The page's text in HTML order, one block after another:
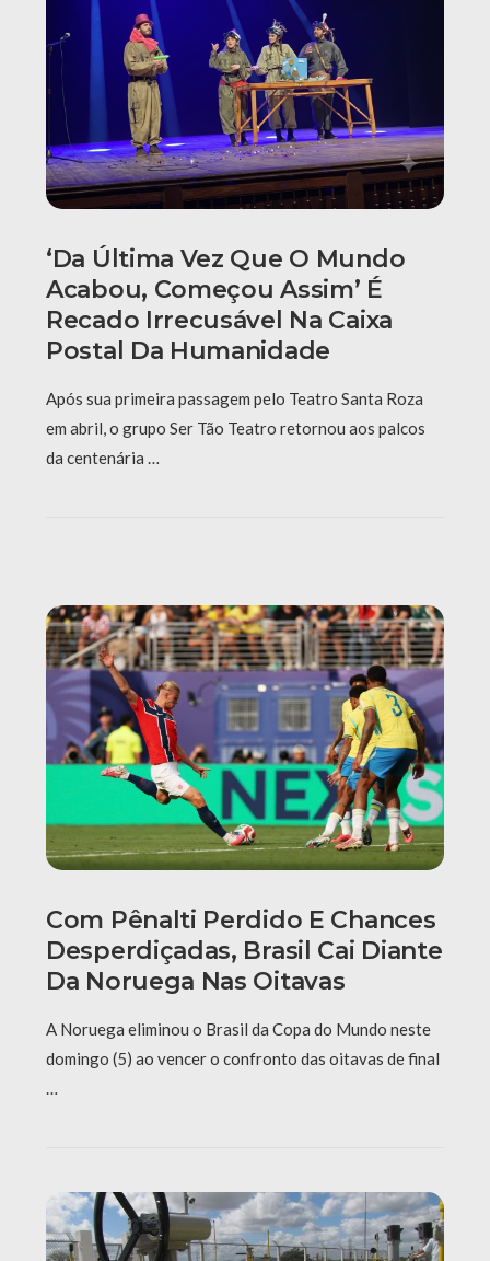
‘Da Última Vez Que O Mundo
Acabou, Começou Assim’ É
Recado Irrecusável Na Caixa
Postal Da Humanidade
Após sua primeira passagem pelo Teatro Santa Roza
em abril, o grupo Ser Tão Teatro retornou aos palcos
da centenária …
Com Pênalti Perdido E Chances
Desperdiçadas, Brasil Cai Diante
Da Noruega Nas Oitavas
A Noruega eliminou o Brasil da Copa do Mundo neste
domingo (5) ao vencer o confronto das oitavas de final
…